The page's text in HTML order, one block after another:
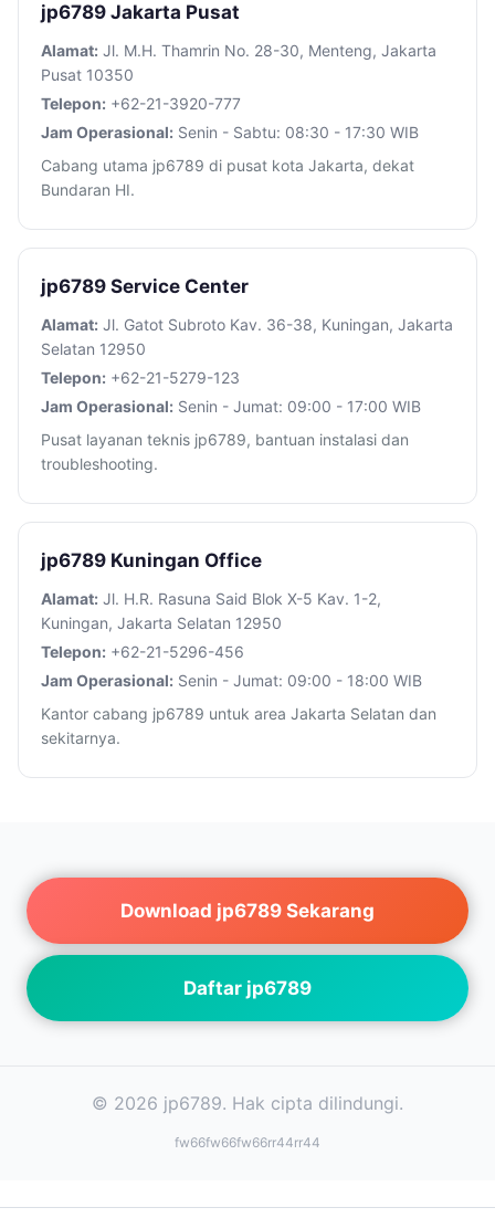
jp6789 Jakarta Pusat
Alamat: Jl. M.H. Thamrin No. 28-30, Menteng, Jakarta
Pusat 10350
Telepon: +62-21-3920-777
Jam Operasional: Senin - Sabtu: 08:30 - 17:30 WIB
Cabang utama jp6789 di pusat kota Jakarta, dekat
Bundaran HI.
jp6789 Service Center
Alamat: Jl. Gatot Subroto Kav. 36-38, Kuningan, Jakarta
Selatan 12950
Telepon: +62-21-5279-123
Jam Operasional: Senin - Jumat: 09:00 - 17:00 WIB
Pusat layanan teknis jp6789, bantuan instalasi dan
troubleshooting.
jp6789 Kuningan Office
Alamat: Jl. H.R. Rasuna Said Blok X-5 Kav. 1-2,
Kuningan, Jakarta Selatan 12950
Telepon: +62-21-5296-456
Jam Operasional: Senin - Jumat: 09:00 - 18:00 WIB
Kantor cabang jp6789 untuk area Jakarta Selatan dan
sekitarnya.
Download jp6789 Sekarang
Daftar jp6789
© 2026 jp6789. Hak cipta dilindungi.
fw66fw66fw66rr44rr44